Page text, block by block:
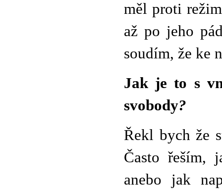
měl proti
až po jeho
soudím, že ke
Jak je to s
svobody?
Řekl bych že
Často řeším,
anebo jak